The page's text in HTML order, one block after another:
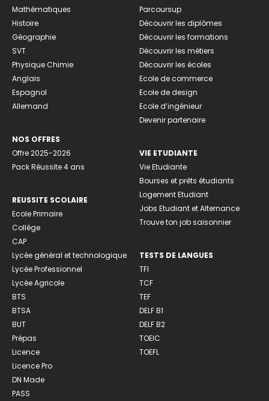
Mathématiques
Histoire
Géographie
SVT
Physique Chimie
Anglais
Espagnol
Allemand
NOS OFFRES
Offre 2025-2026
Pack Réussite 4 ans
REUSSITE SCOLAIRE
Ecole Primaire
Collège
CAP
Lycée général et technologique
Lycée Professionnel
Lycée Agricole
BTS
BTSA
BUT
Prépas
Licence
Licence Pro
DN Made
PASS
Parcoursup
Découvrir les diplômes
Découvrir les formations
Découvrir les métiers
Découvrir les écoles
Ecole de commerce
Ecole de design
Ecole d’ingénieur
Devenir partenaire
VIE ETUDIANTE
Vie Etudiante
Bourses et prêts étudiants
Logement Etudiant
Jobs Etudiant et Alternance
Trouve ton job saisonnier
TESTS DE LANGUES
TFI
TCF
TEF
DELF B1
DELF B2
TOEIC
TOEFL